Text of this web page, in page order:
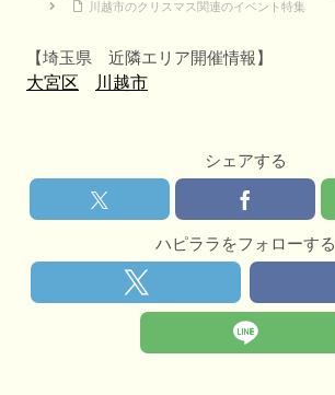
川越市のクリスマス関連のイベント特集
【埼玉県 近隣エリア開催情報】
大宮区
川越市
シェアする
ハピララをフォローする